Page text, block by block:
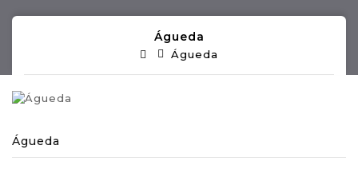
Águeda
Águeda
Águeda